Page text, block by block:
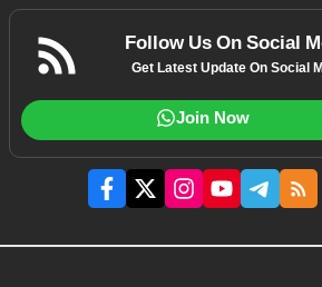
Follow Us On Social
Get Latest Update On Social
Join Now